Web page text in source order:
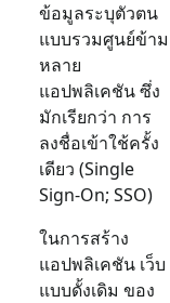
ข้อมูลระบุตัวตน
แบบรวมศูนย์ข้าม
หลาย
แอปพลิเคชัน ซึ่ง
มักเรียกว่า การ
ลงชื่อเข้าใช้ครั้ง
เดียว (Single
Sign-On; SSO)
ในการสร้าง
แอปพลิเคชัน เว็บ
แบบดั้งเดิม ของ